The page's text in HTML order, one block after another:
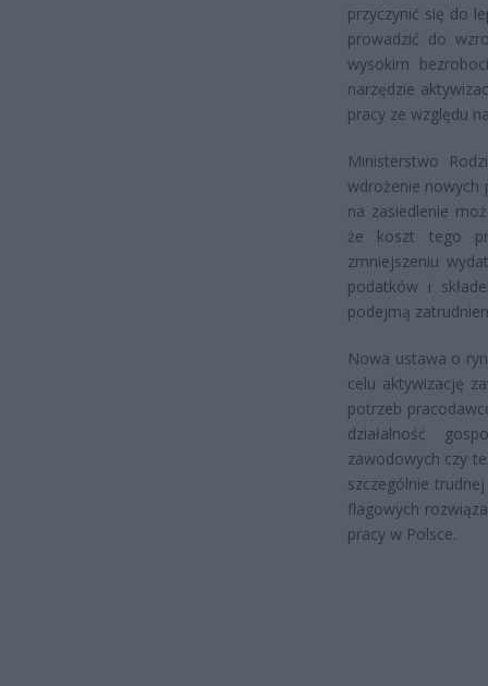
przyczynić się do
prowadzić do
wysokim
narzędzie
pracy ze względu
Ministerstwo
wdrożenie nowych
na zasiedlenie
że koszt tego
zmniejszeniu
podatków i
podejmą
Nowa ustawa o
celu aktywizację
potrzeb
działalność
zawodowych czy
szczególnie
flagowych
pracy w Polsce.